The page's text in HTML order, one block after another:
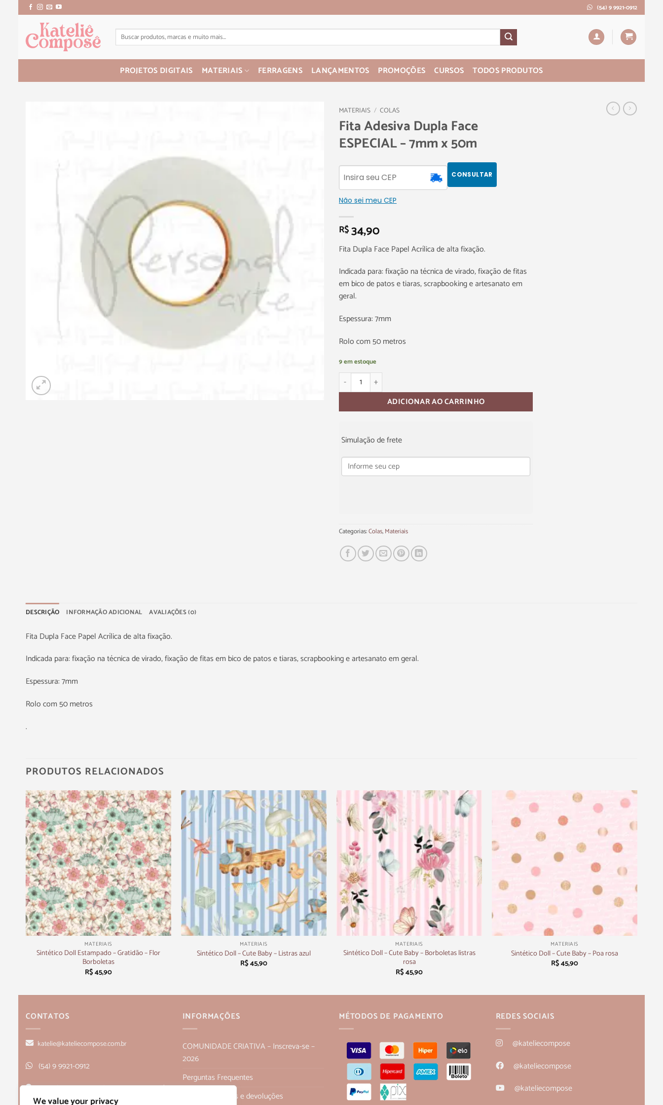
We value your privacy
(54) 9 9921-0912
PROJETOS DIGITAIS MATERIAIS FERRAGENS LANÇAMENTOS PROMOÇÕES CURSOS TODOS PRODUTOS
MATERIAIS / COLAS
Fita Adesiva Dupla Face
ESPECIAL – 7mm x 50m
CONSULTAR
Não sei meu CEP
R$34,90
Fita Dupla Face Papel Acrílica de alta fixação.
Indicada para: fixação na técnica de virado, fixação de fitas
em bico de patos e tiaras, scrapbooking e artesanato em
geral.
Espessura: 7mm
Rolo com 50 metros
9 em estoque
ADICIONAR AO CARRINHO
Simulação de frete
Categorias:Colas,Materiais
DESCRIÇÃO INFORMAÇÃO ADICIONAL AVALIAÇÕES (0)
Fita Dupla Face Papel Acrílica de alta fixação.
Indicada para: fixação na técnica de virado, fixação de fitas em bico de patos e tiaras, scrapbooking e artesanato em geral.
Espessura: 7mm
Rolo com 50 metros
.
PRODUTOS RELACIONADOS
+
MATERIAIS
Sintético Doll Estampado – Gratidão – Flor
Borboletas
R$45,90
+
MATERIAIS
Sintético Doll – Cute Baby – Listras azul
R$45,90
+
MATERIAIS
Sintético Doll – Cute Baby – Borboletas listras
rosa
R$45,90
MATERIAIS
Sintético Doll – Cute Baby – Poa rosa
R$45,90
CONTATOS
katelie@kateliecompose.com.br
(54) 9 9921-0912
Rua Alagoas, 166, sala 1, Bairro Humaitá
- Bento Gonçalves, RS CEP 95705-026
INFORMAÇÕES
COMUNIDADE CRIATIVA – Inscreva-se –
2026
Perguntas Frequentes
Política de trocas e devoluções
MÉTODOS DE PAGAMENTO REDES SOCIAIS
@kateliecompose
@kateliecompose
@kateliecompose